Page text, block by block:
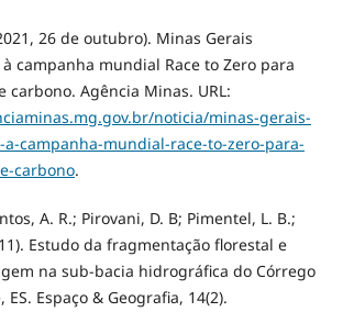
26 de outubro). Minas Gerais
campanha mundial Race to Zero para
carbono. Agência Minas. URL:
noticia/minas-gerais-
campanha-mundial-race-to-zero-para-
carbono.
A. R.; Pirovani, D. B; Pimentel, L. B.;
Estudo da fragmentação florestal e
na sub-bacia hidrográfica do Córrego
Espaço & Geografia, 14(2).